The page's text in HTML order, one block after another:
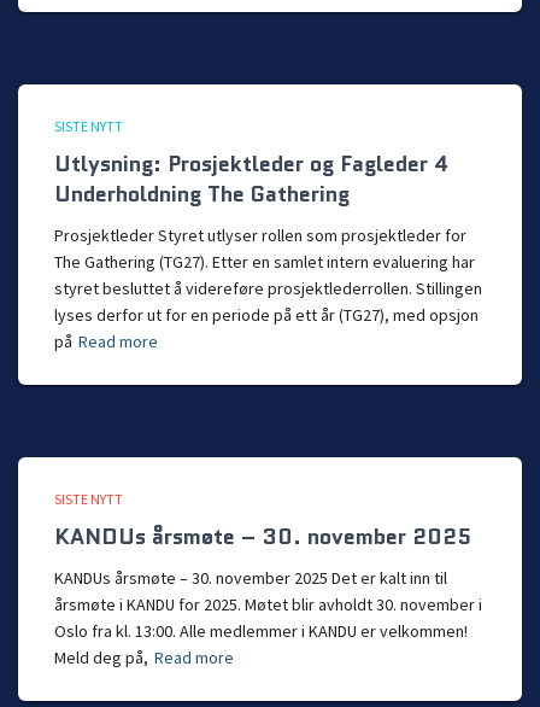
SISTE NYTT
Utlysning: Prosjektleder og Fagleder 4
Underholdning The Gathering
Prosjektleder Styret utlyser rollen som prosjektleder for
The Gathering (TG27). Etter en samlet intern evaluering har
styret besluttet å videreføre prosjektlederrollen. Stillingen
lyses derfor ut for en periode på ett år (TG27), med opsjon
på Read more
SISTE NYTT
KANDUs årsmøte – 30. november 2025
KANDUs årsmøte – 30. november 2025 Det er kalt inn til
årsmøte i KANDU for 2025. Møtet blir avholdt 30. november i
Oslo fra kl. 13:00. Alle medlemmer i KANDU er velkommen!
Meld deg på, Read more